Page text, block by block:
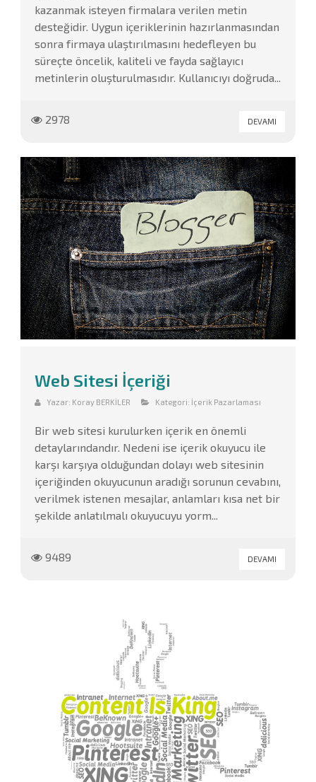
kazanmak isteyen firmalara verilen metin
desteğidir. Uygun içeriklerinin hazırlanmasından
sonra firmaya ulaştırılmasını hedefleyen bu
süreçte öncelik, kaliteli ve fayda sağlayıcı
metinlerin oluşturulmasıdır. Kullanıcıyı doğruda...
2978 DEVAMI
Web Sitesi İçeriği
Yazar: Koray BERKİLER Kategori: İçerik Pazarlaması
Bir web sitesi kurulurken içerik en önemli
detaylarındandır. Nedeni ise içerik okuyucu ile
karşı karşıya olduğundan dolayı web sitesinin
içeriğinden okuyucunun aradığı sorunun cevabını,
verilmek istenen mesajlar, anlamları kısa net bir
şekilde anlatılmalı okuyucuyu yorm...
9489 DEVAMI